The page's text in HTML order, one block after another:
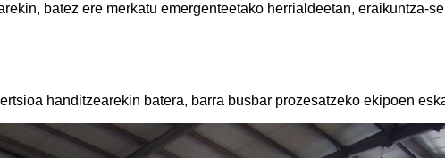
batez ere merkatu emergenteetako herrialdeetan, eraikuntza-
handitzearekin batera, barra busbar prozesatzeko ekipoen